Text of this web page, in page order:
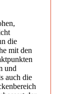
die
mit den
und
auch die